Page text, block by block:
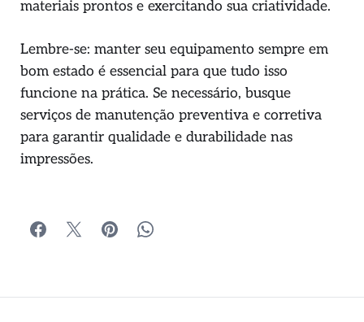
materiais prontos e exercitando sua criatividade.
Lembre-se: manter seu equipamento sempre em
bom estado é essencial para que tudo isso
funcione na prática. Se necessário, busque
serviços de manutenção preventiva e corretiva
para garantir qualidade e durabilidade nas
impressões.